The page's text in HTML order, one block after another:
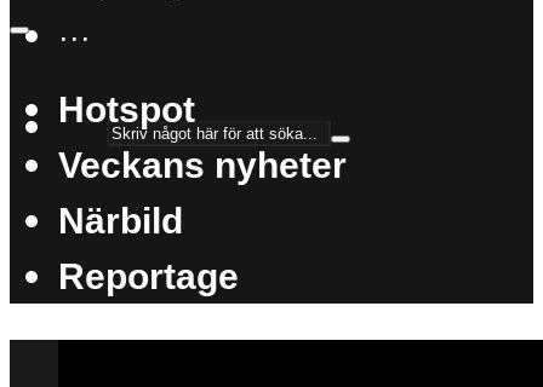
···
Hotspot
Veckans nyheter
Närbild
Reportage